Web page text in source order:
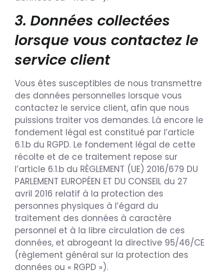
3. Données collectées
lorsque vous contactez le
service client
Vous êtes susceptibles de nous transmettre
des données personnelles lorsque vous
contactez le service client, afin que nous
puissions traiter vos demandes. Là encore le
fondement légal est constitué par l’article
6.1.b du RGPD. Le fondement légal de cette
récolte et de ce traitement repose sur
l’article 6.1.b du RÈGLEMENT (UE) 2016/679 DU
PARLEMENT EUROPÉEN ET DU CONSEIL du 27
avril 2016 relatif à la protection des
personnes physiques à l’égard du
traitement des données à caractère
personnel et à la libre circulation de ces
données, et abrogeant la directive 95/46/CE
(règlement général sur la protection des
données ou « RGPD »).